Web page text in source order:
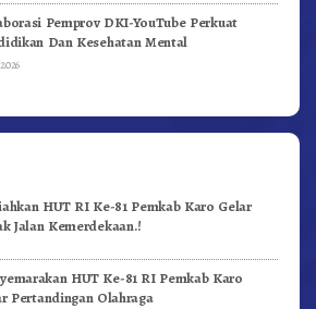
Pemprov DKI-YouTube Perkuat
Dan Kesehatan Mental
HUT RI Ke-81 Pemkab Karo Gelar
Jalan Kemerdekaan.!
HUT Ke-81 RI Pemkab Karo
Pertandingan Olahraga